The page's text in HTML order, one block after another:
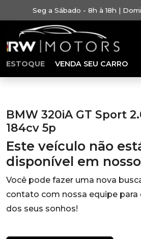
Seg a Sábado - 8h à 18h |
ESTOQUE VENDA SEU CARRO
BMW 320iA GT Sport
184cv 5p
Este veículo não
disponível em
Você pode fazer uma nova
contato com nossa equipe para
dos seus sonhos!